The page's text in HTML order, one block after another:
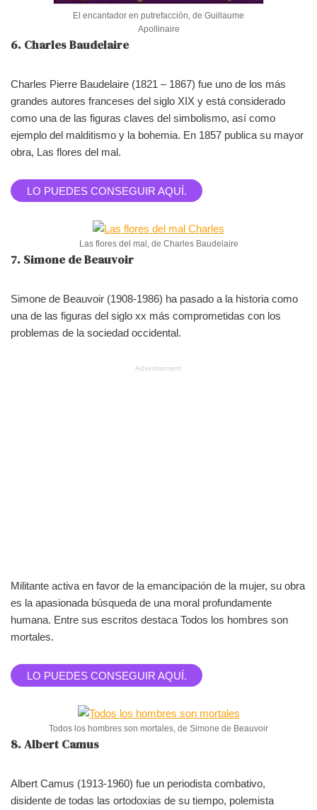
El encantador en putrefacción, de Guillaume
Apollinaire
6. Charles Baudelaire
Charles Pierre Baudelaire (1821 – 1867) fue uno de los más
grandes autores franceses del siglo XIX y está considerado
como una de las figuras claves del simbolismo, así como
ejemplo del malditismo y la bohemia. En 1857 publica su mayor
obra, Las flores del mal.
LO PUEDES CONSEGUIR AQUÍ.
Las flores del mal, de Charles Baudelaire
7. Simone de Beauvoir
Simone de Beauvoir (1908-1986) ha pasado a la historia como
una de las figuras del siglo xx más comprometidas con los
problemas de la sociedad occidental.
Advertisement
Militante activa en favor de la emancipación de la mujer, su obra
es la apasionada búsqueda de una moral profundamente
humana. Entre sus escritos destaca Todos los hombres son
mortales.
LO PUEDES CONSEGUIR AQUÍ.
Todos los hombres son mortales, de Simone de Beauvoir
8. Albert Camus
Albert Camus (1913-1960) fue un periodista combativo,
disidente de todas las ortodoxias de su tiempo, polemista